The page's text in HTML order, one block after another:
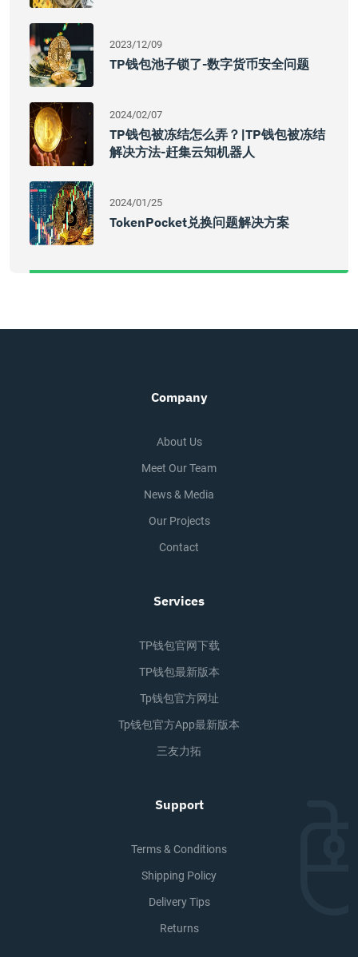
2023/12/09
TP钱包池子锁了-数字货币安全问题
2024/02/07
TP钱包被冻结怎么弄？|TP钱包被冻结
解决方法-赶集云知机器人
2024/01/25
TokenPocket兑换问题解决方案
Company
About Us
Meet Our Team
News & Media
Our Projects
Contact
Services
TP钱包官网下载
TP钱包最新版本
Tp钱包官方网址
Tp钱包官方app最新版本
三友力拓
Support
Terms & Conditions
Shipping Policy
Delivery Tips
Returns